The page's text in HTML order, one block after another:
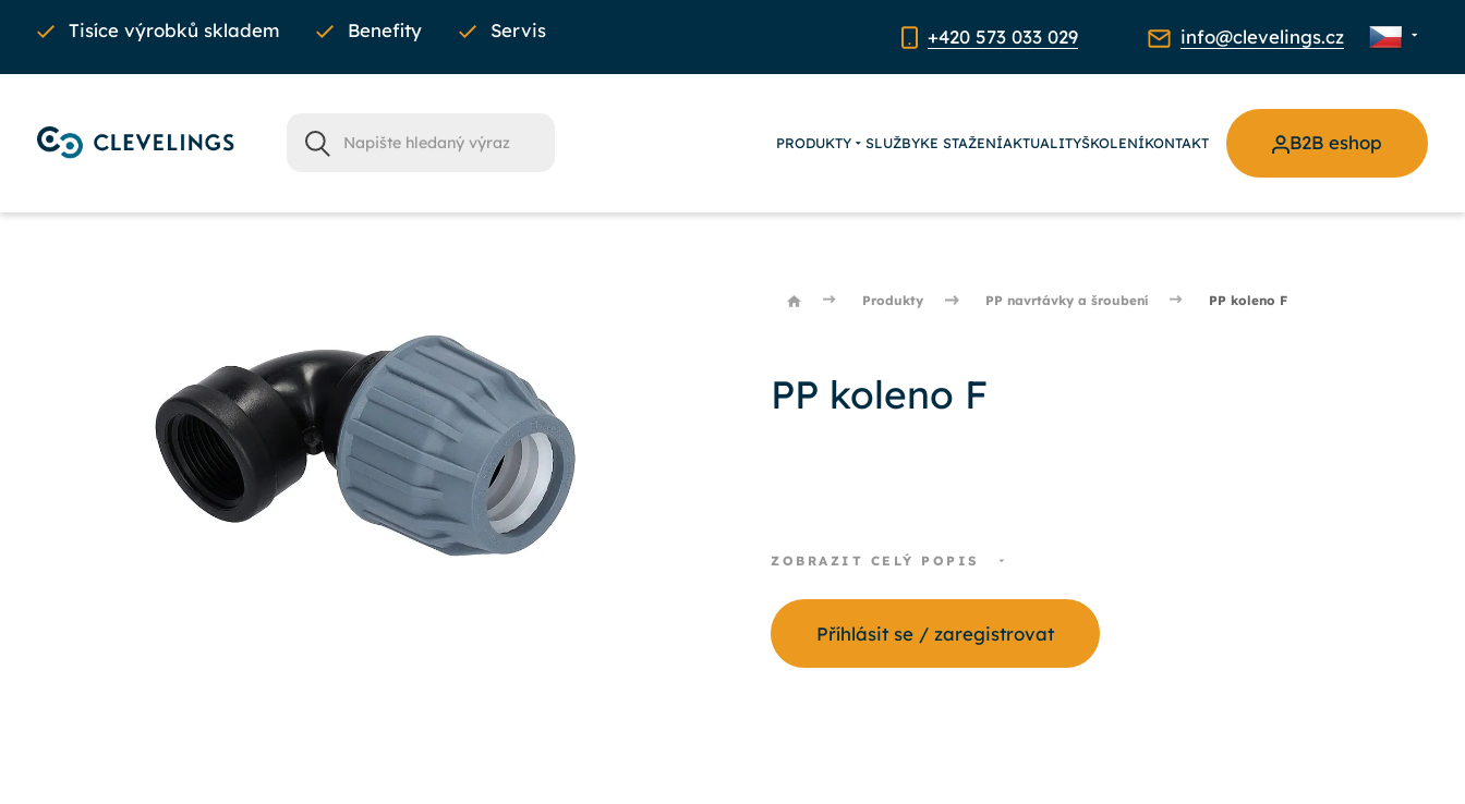
Tisíce výrobků skladem Benefity Servis +420 573 033 029 info@clevelings.cz
PRODUKTY SLUŽBYKE STAŽENÍAKTUALITYŠKOLENÍKONTAKT B2B eshop
Produkty PP navrtávky a šroubení PP koleno F
PP koleno F
ZOBRAZIT CELÝ POPIS
Příhlásit se / zaregistrovat